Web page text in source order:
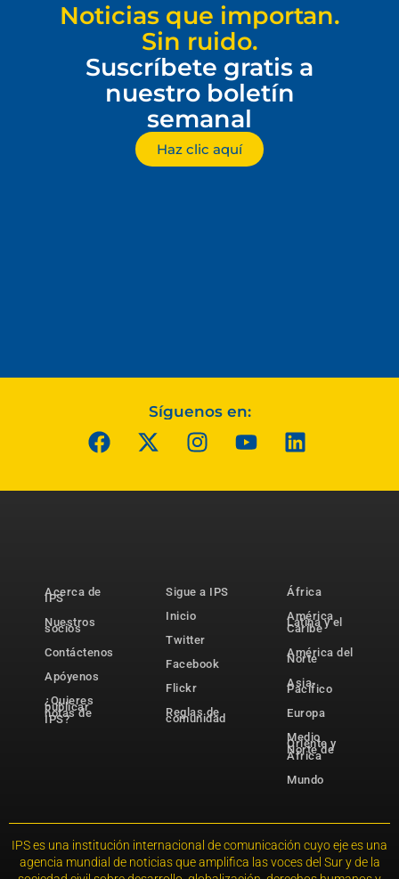
Noticias que importan.
Sin ruido.
Suscríbete gratis a
nuestro boletín
semanal
Haz clic aquí
Síguenos en:
Acerca de
IPS
Nuestros
socios
Contáctenos
Apóyenos
¿Quieres
publicar
notas de
IPS?
Sigue a IPS
Inicio
Twitter
Facebook
Flickr
Reglas de
comunidad
África
América
Latina y el
Caribe
América del
Norte
Asia-
Pacífico
Europa
Medio
Oriente y
Norte de
África
Mundo
IPS es una institución internacional de comunicación cuyo eje es una
agencia mundial de noticias que amplifica las voces del Sur y de la